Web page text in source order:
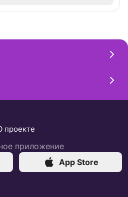
проекте
приложение
App Store